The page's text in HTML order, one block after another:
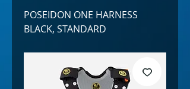
POSEIDON ONE HARNESS
BLACK, STANDARD